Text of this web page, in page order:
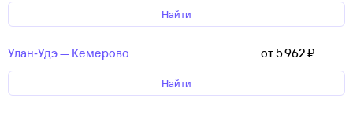
Найти
Улан‑Удэ — Кемерово от 5 ⁠962 ⁠₽
Найти